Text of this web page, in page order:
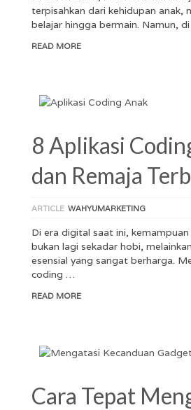
terpisahkan dari kehidupan anak,
belajar hingga bermain. Namun,
READ MORE
8 Aplikasi
dan Remaja
ARTICLE WAHYUMARKETING
Di era digital saat ini,
bukan lagi sekadar hobi,
esensial yang sangat berharga.
coding …
READ MORE
Cara Tepat